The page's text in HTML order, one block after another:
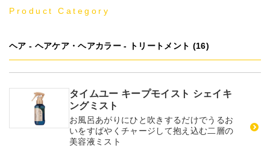
Product Category
ヘア - ヘアケア・ヘアカラー - トリートメント (16)
タイムユー キープモイスト シェイキ
ングミスト
お風呂あがりにひと吹きするだけでうるお
いをすばやくチャージして抱え込む二層の
美容液ミスト